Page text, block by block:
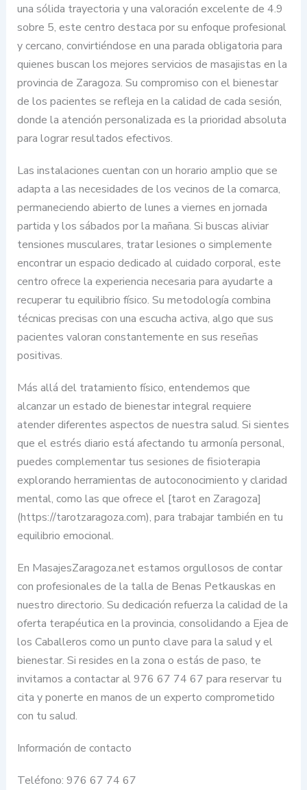
una sólida trayectoria y una valoración excelente de 4.9
sobre 5, este centro destaca por su enfoque profesional
y cercano, convirtiéndose en una parada obligatoria para
quienes buscan los mejores servicios de masajistas en la
provincia de Zaragoza. Su compromiso con el bienestar
de los pacientes se refleja en la calidad de cada sesión,
donde la atención personalizada es la prioridad absoluta
para lograr resultados efectivos.
Las instalaciones cuentan con un horario amplio que se
adapta a las necesidades de los vecinos de la comarca,
permaneciendo abierto de lunes a viernes en jornada
partida y los sábados por la mañana. Si buscas aliviar
tensiones musculares, tratar lesiones o simplemente
encontrar un espacio dedicado al cuidado corporal, este
centro ofrece la experiencia necesaria para ayudarte a
recuperar tu equilibrio físico. Su metodología combina
técnicas precisas con una escucha activa, algo que sus
pacientes valoran constantemente en sus reseñas
positivas.
Más allá del tratamiento físico, entendemos que
alcanzar un estado de bienestar integral requiere
atender diferentes aspectos de nuestra salud. Si sientes
que el estrés diario está afectando tu armonía personal,
puedes complementar tus sesiones de fisioterapia
explorando herramientas de autoconocimiento y claridad
mental, como las que ofrece el [tarot en Zaragoza]
(https://tarotzaragoza.com), para trabajar también en tu
equilibrio emocional.
En MasajesZaragoza.net estamos orgullosos de contar
con profesionales de la talla de Benas Petkauskas en
nuestro directorio. Su dedicación refuerza la calidad de la
oferta terapéutica en la provincia, consolidando a Ejea de
los Caballeros como un punto clave para la salud y el
bienestar. Si resides en la zona o estás de paso, te
invitamos a contactar al 976 67 74 67 para reservar tu
cita y ponerte en manos de un experto comprometido
con tu salud.
Información de contacto
Teléfono: 976 67 74 67